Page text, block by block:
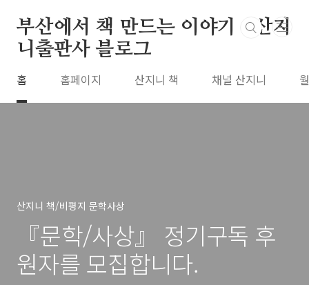
부산에서 책 만드는 이야기 : 산지
니출판사 블로그
홈 홈페이지 산지니 책 채널 산지니
산지니 책/비평지 문학사상
『문학/사상』 정기구독 후
원자를 모집합니다.